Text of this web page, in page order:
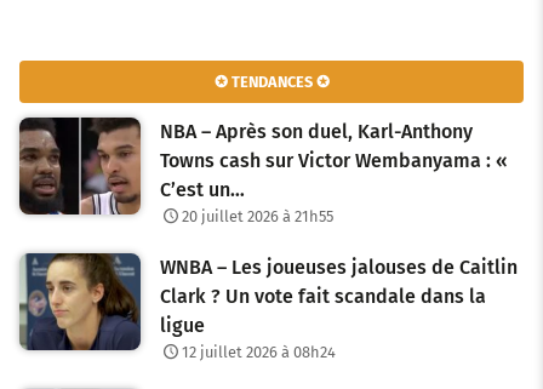
✪ TENDANCES ✪
NBA – Après son duel, Karl-Anthony
Towns cash sur Victor Wembanyama : «
C’est un…
20 juillet 2026 à 21h55
WNBA – Les joueuses jalouses de Caitlin
Clark ? Un vote fait scandale dans la
ligue
12 juillet 2026 à 08h24